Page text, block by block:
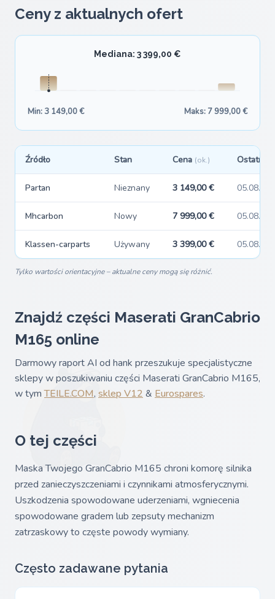
Ceny z aktualnych ofert
Mediana: 3 399,00 €
Min: 3 149,00 € Maks: 7 999,00 €
Źródło Stan Cena (ok.) Ostatnio
Partan Nieznany 3 149,00 €
Mhcarbon Nowy 7 999,00 €
Klassen-carparts Używany 3 399,00 €
Tylko wartości orientacyjne – aktualne ceny mogą się różnić.
Znajdź części Maserati GranCabrio
M165 online
Darmowy raport AI od hank przeszukuje specjalistyczne
sklepy w poszukiwaniu części Maserati GranCabrio M165,
w tymTEILE.COM, sklep V12 & Eurospares.
O tej części
Maska Twojego GranCabrio M165 chroni komorę silnika
przed zanieczyszczeniami i czynnikami atmosferycznymi.
Uszkodzenia spowodowane uderzeniami, wgniecenia
spowodowane gradem lub zepsuty mechanizm
zatrzaskowy to częste powody wymiany.
Często zadawane pytania